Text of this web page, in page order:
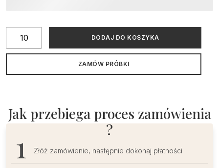
ilość
ślubne
DODAJ DO KOSZYKA
ZAMÓW PRÓBKI
Jak przebiega proces zamówienia
?
Złóż zamówienie, następnie dokonaj płatności